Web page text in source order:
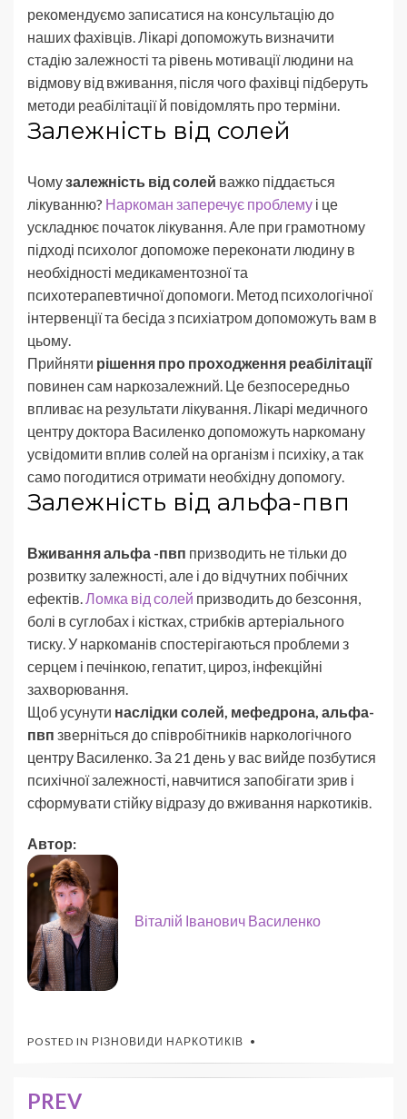
рекомендуємо записатися на консультацію до
наших фахівців. Лікарі допоможуть визначити
стадію залежності та рівень мотивації людини на
відмову від вживання, після чого фахівці підберуть
методи реабілітації й повідомлять про терміни.
Залежність від солей
Чомузалежність від солей важко піддається
лікуванню? Наркоман заперечує проблему і це
ускладнює початок лікування. Але при грамотному
підході психолог допоможе переконати людину в
необхідності медикаментозної та
психотерапевтичної допомоги. Метод психологічної
інтервенції та бесіда з психіатром допоможуть вам в
цьому.
Прийняти рішення про проходження реабілітації
повинен сам наркозалежний. Це безпосередньо
впливає на результати лікування. Лікарі медичного
центру доктора Василенко допоможуть наркоману
усвідомити вплив солей на організм і психіку, а так
само погодитися отримати необхідну допомогу.
Залежність від альфа-пвп
Вживання альфа -пвп призводить не тільки до
розвитку залежності, але і до відчутних побічних
ефектів.Ломка від солей призводить до безсоння,
болі в суглобах і кістках, стрибків артеріального
тиску. У наркоманів спостерігаються проблеми з
серцем і печінкою, гепатит, цироз, інфекційні
захворювання.
Щоб усунути наслідки солей, мефедрона, альфа-
пвп зверніться до співробітників наркологічного
центру Василенко. За 21 день у вас вийде позбутися
психічної залежності, навчитися запобігати зрив і
сформувати стійку відразу до вживання наркотиків.
Автор:
Віталій Іванович Василенко
POSTED IN РІЗНОВИДИ НАРКОТИКІВ
PREV